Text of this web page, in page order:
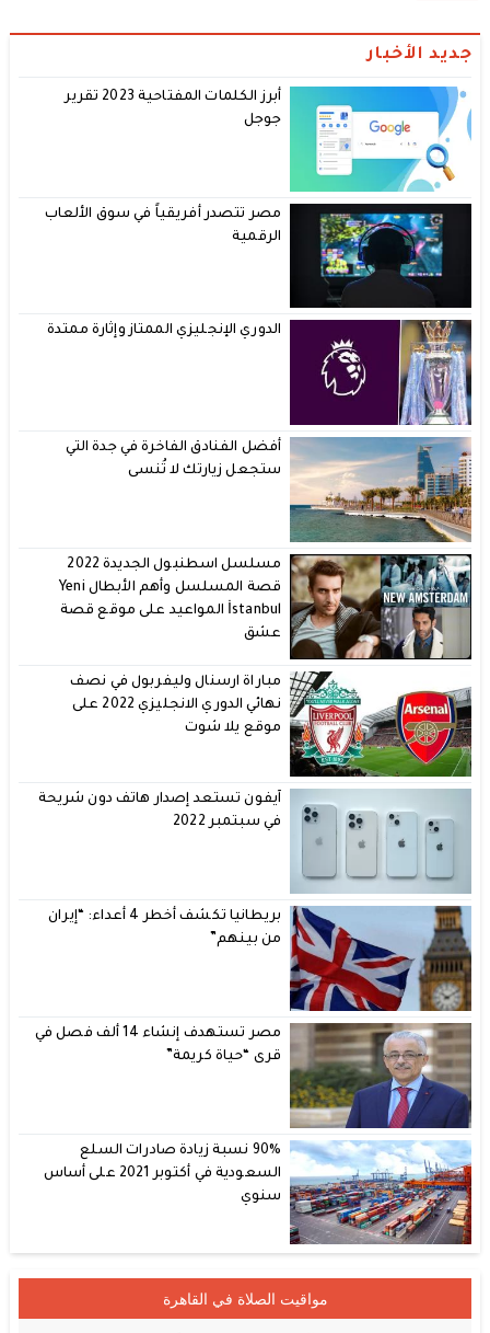
جديد الأخبار
أبرز الكلمات المفتاحية 2023 تقرير
جوجل
مصر تتصدر أفريقياً في سوق الألعاب
الرقمية
الدوري الإنجليزي الممتاز وإثارة ممتدة
أفضل الفنادق الفاخرة في جدة التي
ستجعل زيارتك لا تُنسى
مسلسل اسطنبول الجديدة 2022
قصة المسلسل وأهم الأبطال Yeni
İstanbul المواعيد على موقع قصة
عشق
مباراة ارسنال وليفربول في نصف
نهائي الدوري الانجليزي 2022 على
موقع يلا شوت
آيفون تستعد إصدار هاتف دون شريحة
في سبتمبر 2022
بريطانيا تكشف أخطر 4 أعداء: “إيران
من بينهم”
مصر تستهدف إنشاء 14 ألف فصل في
قرى “حياة كريمة”
90% نسبة زيادة صادرات السلع
السعودية في أكتوبر 2021 على أساس
سنوي